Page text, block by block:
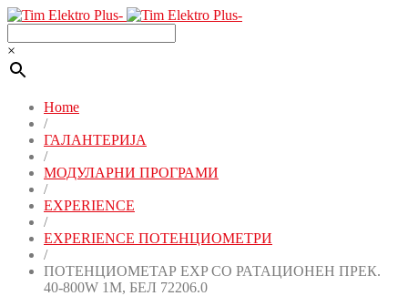
×
Home
/
ГАЛАНТЕРИЈА
/
МОДУЛАРНИ ПРОГРАМИ
/
EXPERIENCE
/
EXPERIENCE ПОТЕНЦИОМЕТРИ
/
ПОТЕНЦИОМЕТАР EXP СО РАТАЦИОНЕН ПРЕК.
40-800W 1M, БЕЛ 72206.0